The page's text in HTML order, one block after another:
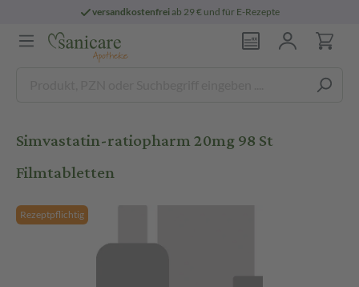
versandkostenfreiab 29 € und für E-Rezepte
Simvastatin-ratiopharm 20mg 98 St
Filmtabletten
Rezeptpflichtig